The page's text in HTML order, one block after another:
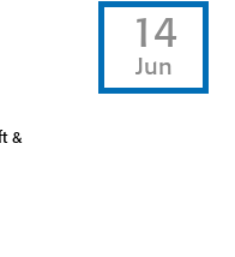
&
14
Jun